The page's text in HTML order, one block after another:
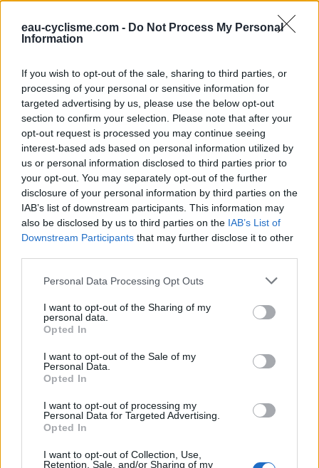
eau-cyclisme.com - Do Not Process My Personal
Information
If you wish to opt-out of the sale, sharing to third parties, or
processing of your personal or sensitive information for
targeted advertising by us, please use the below opt-out
section to confirm your selection. Please note that after your
opt-out request is processed you may continue seeing
interest-based ads based on personal information utilized by
us or personal information disclosed to third parties prior to
your opt-out. You may separately opt-out of the further
disclosure of your personal information by third parties on the
IAB’s list of downstream participants. This information may
also be disclosed by us to third parties on the IAB’s List of
Downstream Participants that may further disclose it to other
Personal Data Processing Opt Outs
I want to opt-out of the Sharing of my
personal data.
Opted In
I want to opt-out of the Sale of my
Personal Data.
Opted In
I want to opt-out of processing my
Personal Data for Targeted Advertising.
Opted In
I want to opt-out of Collection, Use,
Retention, Sale, and/or Sharing of my
à une chaînette cadenassée au grillage du boulodrome.